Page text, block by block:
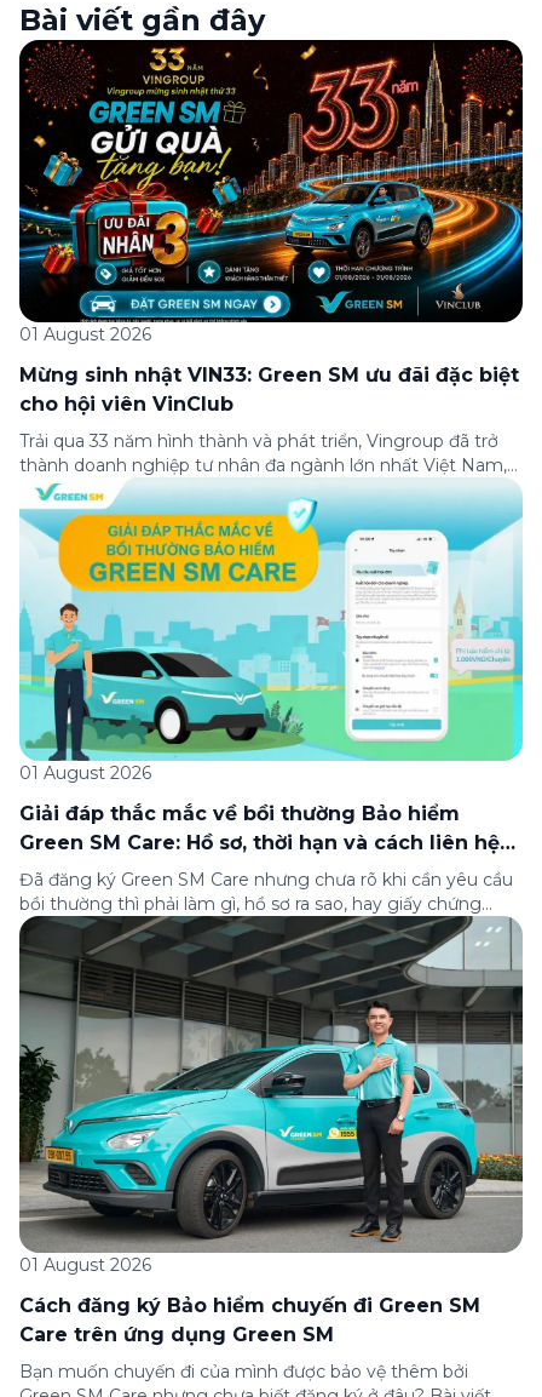
Bài viết gần đây
01 August 2026
Mừng sinh nhật VIN33: Green SM ưu đãi đặc biệt
cho hội viên VinClub
Trải qua 33 năm hình thành và phát triển, Vingroup đã trở
thành doanh nghiệp tư nhân đa ngành lớn nhất Việt Nam,
lọt Top 30 doanh nghiệp lớn nhất Đông Nam Á theo bảng
xếp hạng của Tạp chí Fortune (Mỹ). Nhân kỷ niệm 33 năm
thành lập (8/8/1993 đến 8/8/2026), Green SM trân […]
01 August 2026
Giải đáp thắc mắc về bồi thường Bảo hiểm
Green SM Care: Hồ sơ, thời hạn và cách liên hệ
hỗ trợ
Đã đăng ký Green SM Care nhưng chưa rõ khi cần yêu cầu
bồi thường thì phải làm gì, hồ sơ ra sao, hay giấy chứng
nhận bảo hiểm tìm ở đâu? Bài viết này tổng hợp đầy đủ các
câu hỏi thường gặp nhất về quy trình bồi thường và hỗ trợ
của Green […]
01 August 2026
Cách đăng ký Bảo hiểm chuyến đi Green SM
Care trên ứng dụng Green SM
Bạn muốn chuyến đi của mình được bảo vệ thêm bởi